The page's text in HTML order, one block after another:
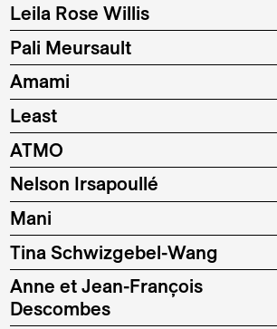
Leila Rose Willis
Pali Meursault
Amami
Least
ATMO
Nelson Irsapoullé
Mani
Tina Schwizgebel-Wang
Anne et Jean-François
Descombes